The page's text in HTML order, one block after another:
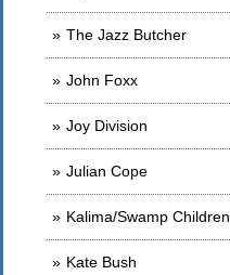
The Jazz Butcher
John Foxx
Joy Division
Julian Cope
Kalima/Swamp Children
Kate Bush